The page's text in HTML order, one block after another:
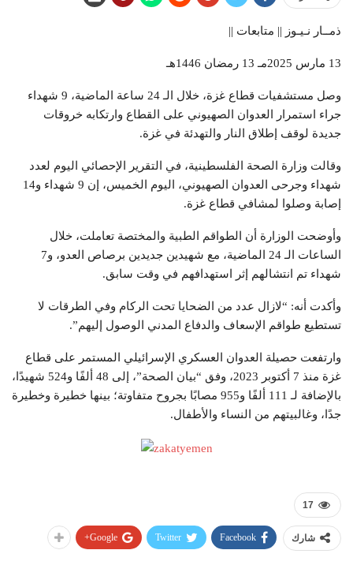
ذمــار نـيـوز || متابعات ||
13 مارس 2025مـ 13 رمضان 1446هـ
وصل مستشفيات قطاع غزة، خلال الـ 24 ساعة الماضية، 9 شهداء
جراء استمرار العدوان الصهيوني على القطاع وارتكابه خروقات
جديدة لوقف إطلاق النار والتهدئة في غزة.
وقالت وزارة الصحة الفلسطينية، في التقرير الإحصائي اليوم لعدد
شهداء وجرحى العدوان الصهيوني، اليوم الخميس، إن 9 شهداء و14
إصابة وصلوا لمشافي قطاع غزة.
وأوضحت الوزارة أن الطواقم الطبية والمختصة تعاملت، خلال
الساعات الـ 24 الماضية، مع شهيدين جديدين برصاص العدو، و7
شهداء تم انتشالهم إثر استهدافهم في وقت سابق.
وأكدت أنه: “لازال عدد من الضحايا تحت الركام وفي الطرقات لا
تستطيع طواقم الإسعاف والدفاع المدني الوصول إليهم”.
وارتفعت حصيلة العدوان العسكري الإسرائيلي المستمر على قطاع
غزة منذ 7 أكتوبر 2023، وفق “بيان الصحة”، إلى 48 ألفًا و524 شهيدًا،
بالإضافة لـ 111 ألفًا و955 مصابًا بجروح متفاوتة؛ بينها خطيرة وخطيرة
جدًا، وغالبيتهم من النساء والأطفال.
17
شارك Facebook
Twitter
Google+